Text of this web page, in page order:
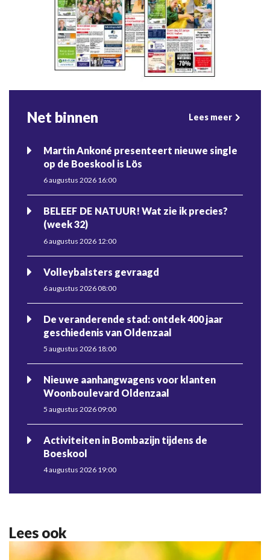
Net binnen Lees meer
Martin Ankoné presenteert nieuwe single
op de Boeskool is Lös
6 augustus 2026 16:00
BELEEF DE NATUUR! Wat zie ik precies?
(week 32)
6 augustus 2026 12:00
Volleybalsters gevraagd
6 augustus 2026 08:00
De veranderende stad: ontdek 400 jaar
geschiedenis van Oldenzaal
5 augustus 2026 18:00
Nieuwe aanhangwagens voor klanten
Woonboulevard Oldenzaal
5 augustus 2026 09:00
Activiteiten in Bombazijn tijdens de
Boeskool
4 augustus 2026 19:00
Lees ook